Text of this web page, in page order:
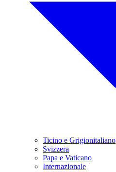
Ticino e Grigionitaliano
Svizzera
Papa e Vaticano
Internazionale